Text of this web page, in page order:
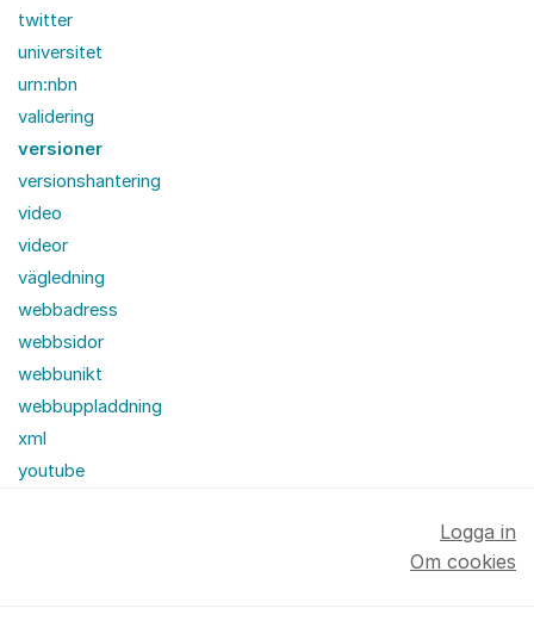
twitter
universitet
urn:nbn
validering
versioner
versionshantering
video
videor
vägledning
webbadress
webbsidor
webbunikt
webbuppladdning
xml
youtube
Logga in
Om cookies